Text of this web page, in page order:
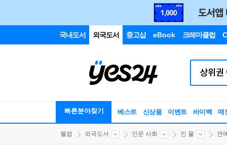
국내도서 외국도서 중고샵 eBook 크레마클럽
빠른분야찾기 베스트 신상품 이벤트 바이백 매
웰컴 외국도서 인문 사회 인 물 연